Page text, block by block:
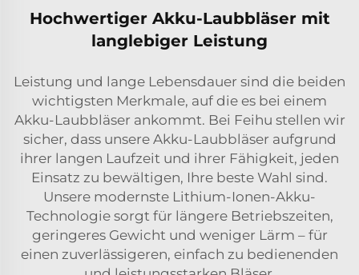
Hochwertiger Akku-Laubbläser mit
langlebiger Leistung
Leistung und lange Lebensdauer sind die beiden
wichtigsten Merkmale, auf die es bei einem
Akku-Laubbläser ankommt. Bei Feihu stellen wir
sicher, dass unsere Akku-Laubbläser aufgrund
ihrer langen Laufzeit und ihrer Fähigkeit, jeden
Einsatz zu bewältigen, Ihre beste Wahl sind.
Unsere modernste Lithium-Ionen-Akku-
Technologie sorgt für längere Betriebszeiten,
geringeres Gewicht und weniger Lärm – für
einen zuverlässigeren, einfach zu bedienenden